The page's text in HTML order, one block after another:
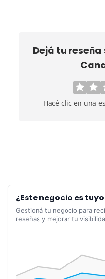
Dejá tu reseña
Hacé clic en una
¿Este negocio es
Gestioná tu negocio para
reseñas y mejorar tu